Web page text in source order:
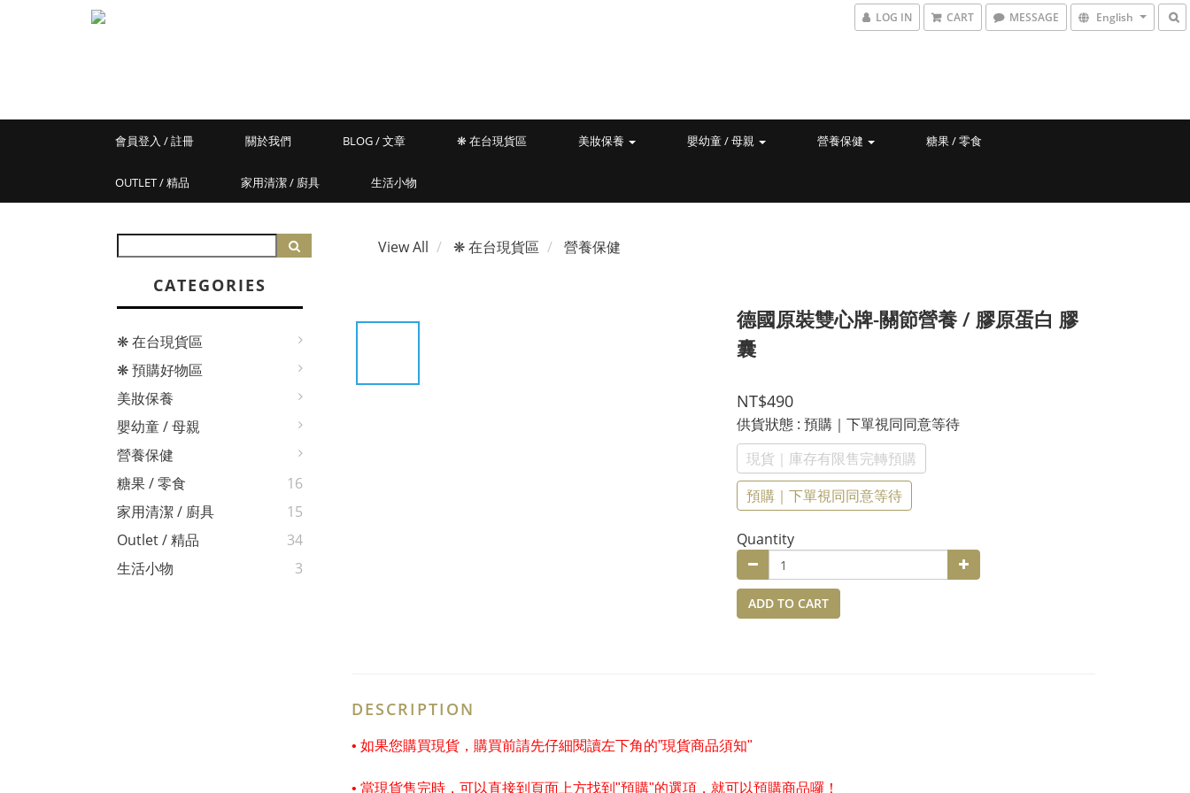
LOG IN CART MESSAGE English
會員登入 / 註冊 關於我們 BLOG / 文章 ❋ 在台現貨區 美妝保養 嬰幼童 / 母親 營養保健 糖果 / 零食
OUTLET / 精品 家用清潔 / 廚具 生活小物
CATEGORIES
❋ 在台現貨區
❋ 預購好物區
美妝保養
嬰幼童 / 母親
營養保健
糖果 / 零食
16
家用清潔 / 廚具
15
Outlet / 精品
34
生活小物
3
View All ❋ 在台現貨區 營養保健
德國原裝雙心牌-關節營養 / 膠原蛋白 膠
囊
NT$490
供貨狀態 : 預購｜下單視同同意等待
現貨｜庫存有限售完轉預購
預購｜下單視同同意等待
Quantity
ADD TO CART
DESCRIPTION
• 如果您購買現貨，購買前請先仔細閱讀左下角的”現貨商品須知"
• 當現貨售完時，可以直接到頁面上方找到"預購"的選項，就可以預購商品囉！